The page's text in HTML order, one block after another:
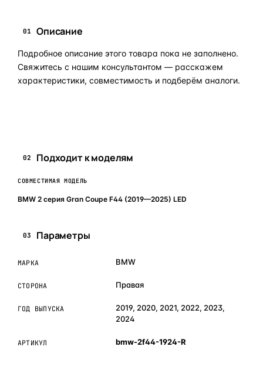
01 Описание
Подробное описание этого товара пока не заполнено.
Свяжитесь с нашим консультантом — расскажем
характеристики, совместимость и подберём аналоги.
02 Подходит к моделям
СОВМЕСТИМАЯ МОДЕЛЬ
BMW 2 серия Gran Coupe F44 (2019—2025) LED
03 Параметры
МАРКА BMW
СТОРОНА Правая
ГОД ВЫПУСКА
2019, 2020, 2021, 2022, 2023,
2024
АРТИКУЛ bmw-2f44-1924-R